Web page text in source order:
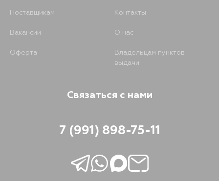
Поставщикам Контакты
Вакансии О нас
Оферта
Владельцам пунктов
выдачи
Связаться с нами
7 (991) 898-75-11